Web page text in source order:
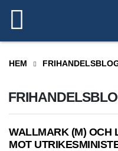
HEM
WALLMARK (M) OCH
MOT